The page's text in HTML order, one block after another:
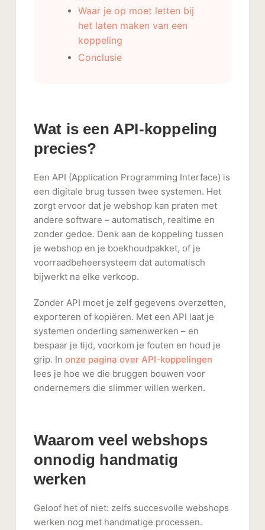
Waar je op moet letten bij
het laten maken van een
koppeling
Conclusie
Wat is een API-koppeling
precies?
Een API (Application Programming Interface) is
een digitale brug tussen twee systemen. Het
zorgt ervoor dat je webshop kan praten met
andere software – automatisch, realtime en
zonder gedoe. Denk aan de koppeling tussen
je webshop en je boekhoudpakket, of je
voorraadbeheersysteem dat automatisch
bijwerkt na elke verkoop.
Zonder API moet je zelf gegevens overzetten,
exporteren of kopiëren. Met een API laat je
systemen onderling samenwerken – en
bespaar je tijd, voorkom je fouten en houd je
grip. In onze pagina over API-koppelingen
lees je hoe we die bruggen bouwen voor
ondernemers die slimmer willen werken.
Waarom veel webshops
onnodig handmatig
werken
Geloof het of niet: zelfs succesvolle webshops
werken nog met handmatige processen.